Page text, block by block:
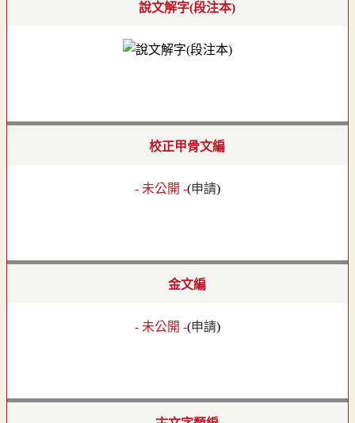
說文解字(段注本)
校正甲骨文編
- 未公開 -(申請)
金文編
- 未公開 -(申請)